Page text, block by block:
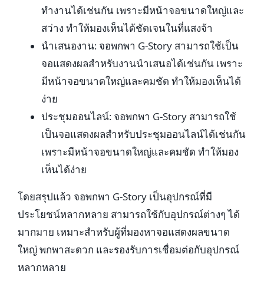
ทำงานได้เช่นกัน เพราะมีหน้าจอขนาดใหญ่และ
สว่าง ทำให้มองเห็นได้ชัดเจนในที่แสงจ้า
นำเสนองาน: จอพกพา G-Story สามารถใช้เป็น
จอแสดงผลสำหรับงานนำเสนอได้เช่นกัน เพราะ
มีหน้าจอขนาดใหญ่และคมชัด ทำให้มองเห็นได้
ง่าย
ประชุมออนไลน์: จอพกพา G-Story สามารถใช้
เป็นจอแสดงผลสำหรับประชุมออนไลน์ได้เช่นกัน
เพราะมีหน้าจอขนาดใหญ่และคมชัด ทำให้มอง
เห็นได้ง่าย
โดยสรุปแล้ว จอพกพา G-Story เป็นอุปกรณ์ที่มี
ประโยชน์หลากหลาย สามารถใช้กับอุปกรณ์ต่างๆ ได้
มากมาย เหมาะสำหรับผู้ที่มองหาจอแสดงผลขนาด
ใหญ่ พกพาสะดวก และรองรับการเชื่อมต่อกับอุปกรณ์
หลากหลาย